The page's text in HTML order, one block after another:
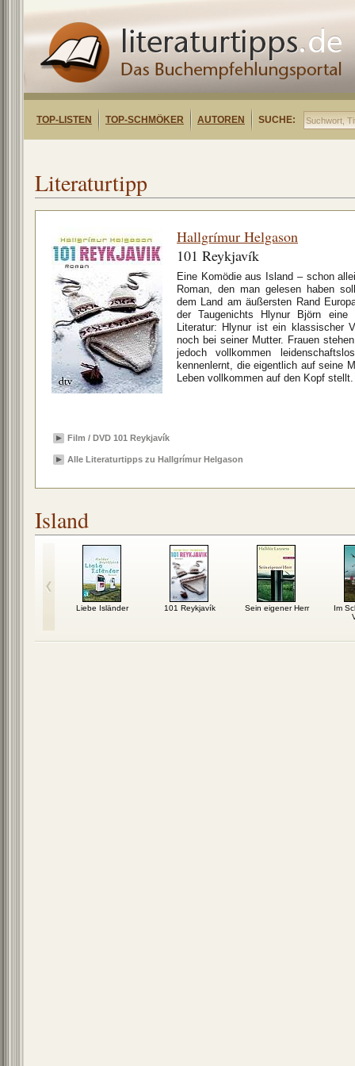
TOP-LISTEN TOP-SCHMÖKER AUTOREN SUCHE:
Literaturtipp
Hallgrímur Helgason
101 Reykjavík
Eine Komödie aus Island – schon
Roman, den man gelesen haben
dem Land am äußersten Rand
der Taugenichts Hlynur Björn eine
Literatur: Hlynur ist ein klassischer
noch bei seiner Mutter. Frauen
jedoch vollkommen
kennenlernt, die eigentlich auf seine
Leben vollkommen auf den Kopf
Film / DVD 101 Reykjavík
Alle Literaturtipps zu Hallgrímur Helgason
Island
Liebe Isländer 101 Reykjavík Sein eigener Herr
Im